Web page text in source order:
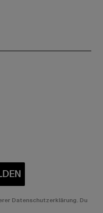
Datenschutzerklärung. Du